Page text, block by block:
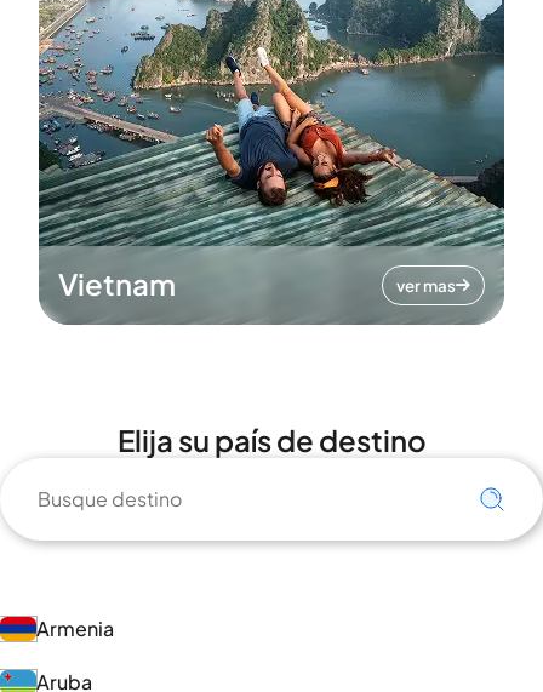
Vietnam ver mas
Elija su país de destino
Armenia
Aruba